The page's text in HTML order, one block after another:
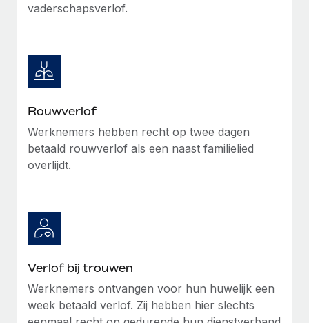
vaderschapsverlof.
Rouwverlof
Werknemers hebben recht op twee dagen
betaald rouwverlof als een naast familielied
overlijdt.
Verlof bij trouwen
Werknemers ontvangen voor hun huwelijk een
week betaald verlof. Zij hebben hier slechts